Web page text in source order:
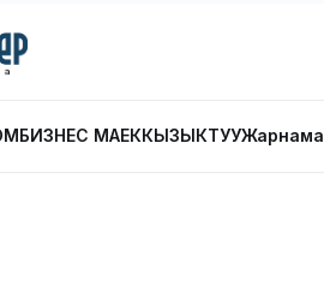
БИЗНЕС МАЕККЫЗЫКТУУЖарнама